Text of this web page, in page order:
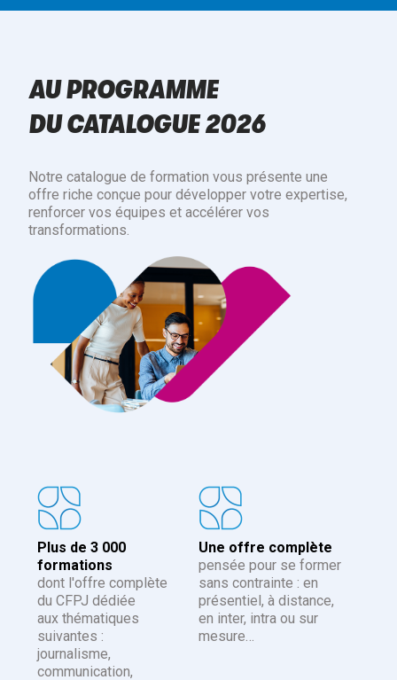
AU PROGRAMME
DU CATALOGUE 2026
Notre catalogue de formation vous présente une
offre riche conçue pour développer votre expertise,
renforcer vos équipes et accélérer vos
transformations.
Plus de 3 000
formations
dont l'offre complète
du CFPJ dédiée
aux thématiques
suivantes :
journalisme,
communication,
Une offre complète
pensée pour se former
sans contrainte : en
présentiel, à distance,
en inter, intra ou sur
mesure…